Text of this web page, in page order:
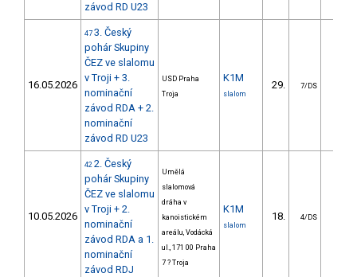
závod RD U23
16.05.2026
47 3. Český
pohár Skupiny
ČEZ ve slalomu
v Troji + 3.
nominační
závod RDA + 2.
nominační
závod RD U23
USD Praha
Troja
K1M
slalom
29. 7/DS
10.05.2026
42 2. Český
pohár Skupiny
ČEZ ve slalomu
v Troji + 2.
nominační
závod RDA a 1.
nominační
závod RDJ
Umělá
slalomová
dráha v
kanoistickém
areálu, Vodácká
ul., 171 00 Praha
7 ? Troja
K1M
slalom
18. 4/DS